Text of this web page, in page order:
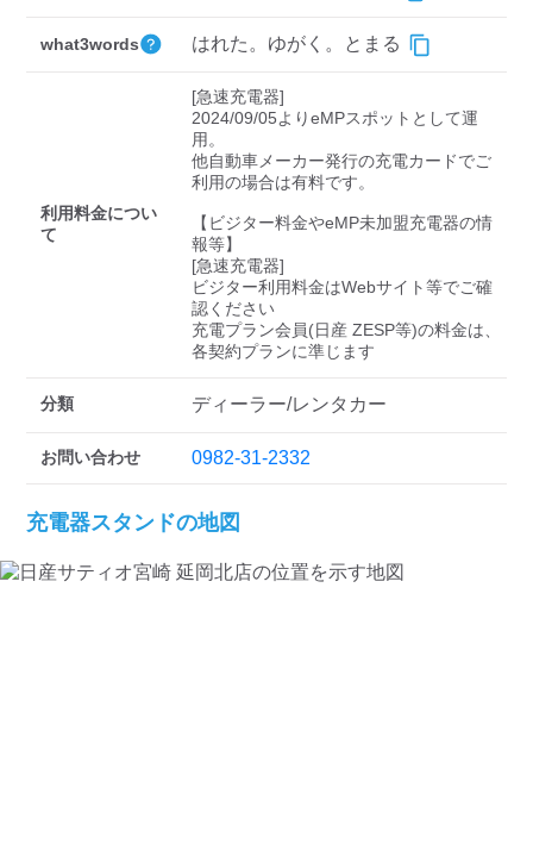
中速-20kW-以上 急速-44kW-以上
検索する
what3words はれた。ゆがく。とまる
利用料金につい
て
[急速充電器]
2024/09/05よりeMPスポットとして運
用。
他自動車メーカー発行の充電カードでご
利用の場合は有料です。
【ビジター料金やeMP未加盟充電器の情
報等】
[急速充電器]
ビジター利用料金はWebサイト等でご確
認ください
充電プラン会員(日産 ZESP等)の料金は、
各契約プランに準じます
分類 ディーラー/レンタカー
お問い合わせ 0982-31-2332
充電器スタンドの地図